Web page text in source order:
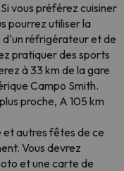
vous préférez cuisiner
pourrez utiliser la
d'un réfrigérateur et de
pratiquer des sports
à 33 km de la gare
Campo Smith.
proche, A 105 km
autres fêtes de ce
Vous devrez
et une carte de